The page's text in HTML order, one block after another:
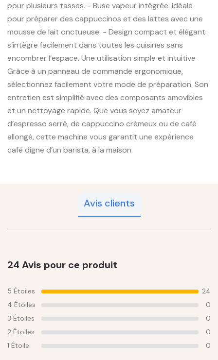
pour plusieurs tasses. - Buse vapeur intégrée: idéale
pour préparer des cappuccinos et des lattes avec une
mousse de lait onctueuse. - Design compact et élégant :
s’intègre facilement dans toutes les cuisines sans
encombrer l’espace. Une utilisation simple et intuitive
Grâce à un panneau de commande ergonomique,
sélectionnez facilement votre mode de préparation. Son
entretien est simplifié avec des composants amovibles
et un nettoyage rapide. Que vous soyez amateur
d’espresso serré, de cappuccino crémeux ou de café
allongé, cette machine vous garantit une expérience
café digne d’un barista, à la maison.
Avis clients
24 Avis pour ce produit
5 Étoiles
24
4 Étoiles
0
3 Étoiles
0
2 Étoiles
0
1 Étoile
0